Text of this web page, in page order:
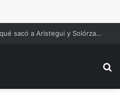
Salinas Pliego explica por qué sacó a Aristegui y Solórzano de TV Azteca